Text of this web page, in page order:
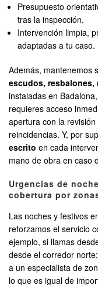
Presupuesto
tras la inspección.
Intervención limpia,
adaptadas a tu caso.
Además, mantenemos
escudos,
instaladas en
requieres acceso
apertura con la
reincidencias. Y, por
escrito en cada
mano de obra en caso
Urgencias de
cobertura por
Las noches y festivos
reforzamos el servicio
ejemplo, si llamas
desde el corredor
a un especialista de
lo que es igual de